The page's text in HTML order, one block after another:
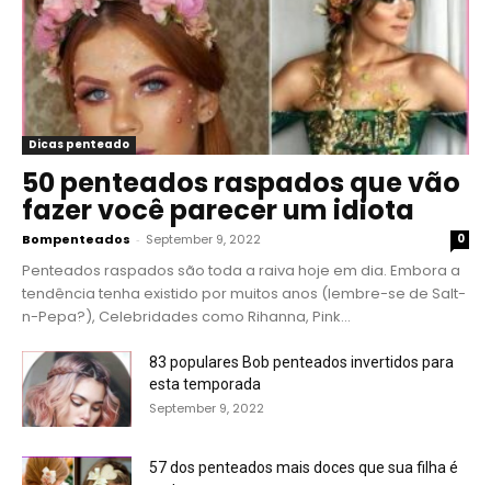
Dicas penteado
50 penteados raspados que vão
fazer você parecer um idiota
Bompenteados - September 9, 2022 0
Penteados raspados são toda a raiva hoje em dia. Embora a
tendência tenha existido por muitos anos (lembre-se de Salt-
n-Pepa?), Celebridades como Rihanna, Pink...
83 populares Bob penteados invertidos para
esta temporada
September 9, 2022
57 dos penteados mais doces que sua filha é